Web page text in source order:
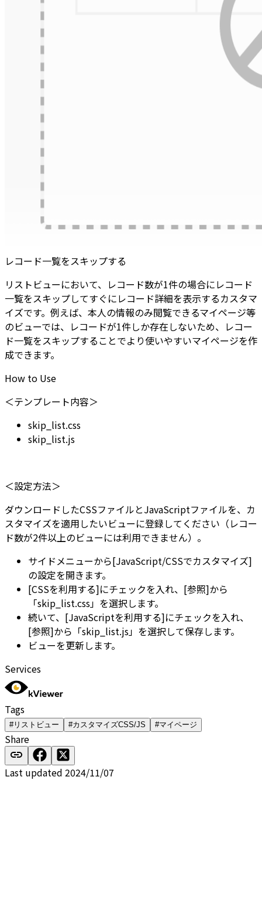
レコード一覧をスキップする
リストビューにおいて、レコード数が1件の場合にレコード
一覧をスキップしてすぐにレコード詳細を表示するカスタマ
イズです。例えば、本人の情報のみ閲覧できるマイページ等
のビューでは、レコードが1件しか存在しないため、レコー
ド一覧をスキップすることでより使いやすいマイページを作
成できます。
How to Use
＜テンプレート内容＞
skip_list.css
skip_list.js
＜設定方法＞
ダウンロードしたCSSファイルとJavaScriptファイルを、カ
スタマイズを適用したいビューに登録してください（レコー
ド数が2件以上のビューには利用できません）。
サイドメニューから[JavaScript/CSSでカスタマイズ]
の設定を開きます。
[CSSを利用する]にチェックを入れ、[参照]から
「skip_list.css」を選択します。
続いて、[JavaScriptを利用する]にチェックを入れ、
[参照]から「skip_list.js」を選択して保存します。
ビューを更新します。
Services
Tags
#リストビュー #カスタマイズCSS/JS #マイページ
Share
Last updated 2024/11/07